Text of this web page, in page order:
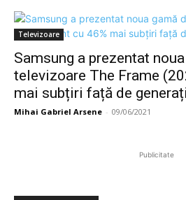
Televizoare
Samsung a prezentat
televizoare The Frame
mai subțiri față de
Mihai Gabriel Arsene - 09/06/2021
Publicitate